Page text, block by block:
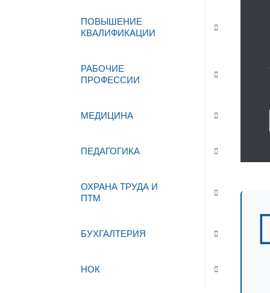
ПОВЫШЕНИЕ
КВАЛИФИКАЦИИ
РАБОЧИЕ
ПРОФЕССИИ
МЕДИЦИНА
ПЕДАГОГИКА
ОХРАНА ТРУДА И
ПТМ
БУХГАЛТЕРИЯ
НОК